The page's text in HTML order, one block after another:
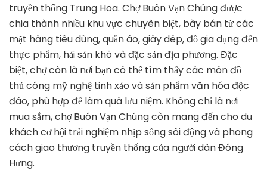
truyền thống Trung Hoa. Chợ Buôn Vạn Chúng được
chia thành nhiều khu vực chuyên biệt, bày bán từ các
mặt hàng tiêu dùng, quần áo, giày dép, đồ gia dụng đến
thực phẩm, hải sản khô và đặc sản địa phương. Đặc
biệt, chợ còn là nơi bạn có thể tìm thấy các món đồ
thủ công mỹ nghệ tinh xảo và sản phẩm văn hóa độc
đáo, phù hợp để làm quà lưu niệm. Không chỉ là nơi
mua sắm, chợ Buôn Vạn Chúng còn mang đến cho du
khách cơ hội trải nghiệm nhịp sống sôi động và phong
cách giao thương truyền thống của người dân Đông
Hưng.